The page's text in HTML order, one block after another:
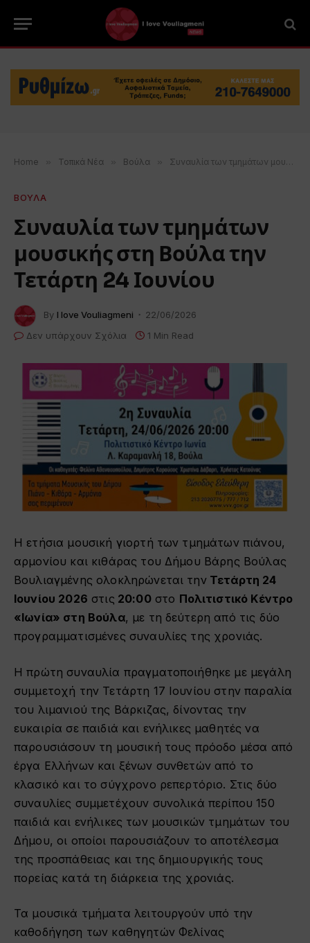
Home » Τοπικά Νέα » Βούλα » Συναυλία των τμημάτων μουσικής στη Βούλα την Τετάρτη 24 Ιουνίου
ΒΟΥΛΑ
Συναυλία των τμημάτων
μουσικής στη Βούλα την
Τετάρτη 24 Ιουνίου
By I love Vouliagmeni
22/06/2026
Δεν υπάρχουν Σχόλια
1 Min Read
Η ετήσια μουσική γιορτή των τμημάτων πιάνου,
αρμονίου και κιθάρας του Δήμου Βάρης Βούλας
Βουλιαγμένης ολοκληρώνεται τηνΤετάρτη 24
Ιουνίου 2026 στις 20:00στο Πολιτιστικό Κέντρο
«Ιωνία» στη Βούλα, με τη δεύτερη από τις δύο
προγραμματισμένες συναυλίες της χρονιάς.
Η πρώτη συναυλία πραγματοποιήθηκε με μεγάλη
συμμετοχή την Τετάρτη 17 Ιουνίου στην παραλία
του λιμανιού της Βάρκιζας, δίνοντας την
ευκαιρία σε παιδιά και ενήλικες μαθητές να
παρουσιάσουν τη μουσική τους πρόοδο μέσα από
έργα Ελλήνων και ξένων συνθετών από το
κλασικό και το σύγχρονο ρεπερτόριο. Στις δύο
συναυλίες συμμετέχουν συνολικά περίπου 150
παιδιά και ενήλικες των μουσικών τμημάτων του
Δήμου, οι οποίοι παρουσιάζουν το αποτέλεσμα
της προσπάθειας και της δημιουργικής τους
πορείας κατά τη διάρκεια της χρονιάς.
Τα μουσικά τμήματα λειτουργούν υπό την
καθοδήγηση των καθηγητών Φελίνας